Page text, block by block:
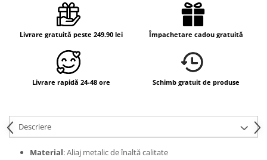
Livrare gratuită peste 249.90 lei Împachetare cadou gratuită
Livrare rapidă 24-48 ore Schimb gratuit de produse
Descriere
Material: Aliaj metalic de înaltă calitate